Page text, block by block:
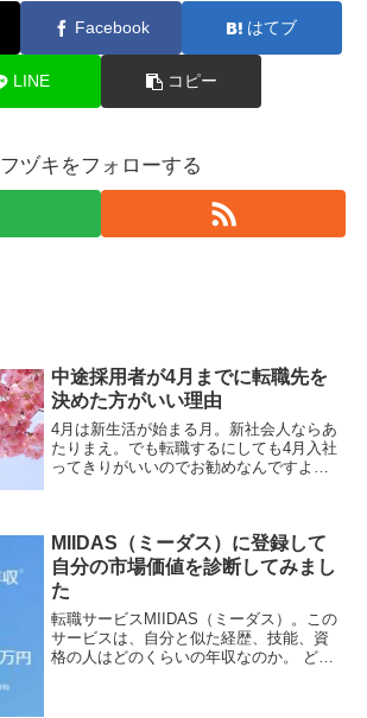
Facebook はてブ
LINE コピー
フヅキをフォローする
中途採用者が4月までに転職先を
決めた方がいい理由
4月は新生活が始まる月。新社会人ならあ
たりまえ。でも転職するにしても4月入社
ってきりがいいのでお勧めなんですよ。
な。ってこと。採用する...
MIIDAS（ミーダス）に登録して
自分の市場価値を診断してみまし
た
転職サービスMIIDAS（ミーダス）。この
サービスは、自分と似た経歴、技能、資
格の人はどのくらいの年収なのか。 どの